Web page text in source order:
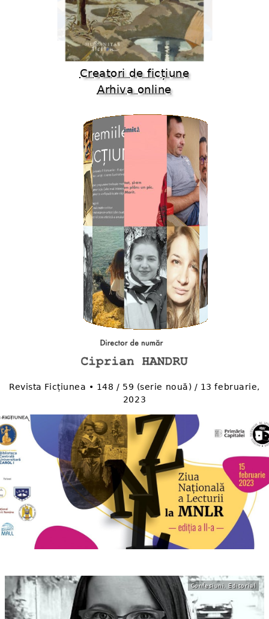
Creatori de ficțiune
Arhiva online
Revista Ficțiunea • 148 / 59 (serie nouă) / 13 februarie,
2023
Confesiuni. Editorial